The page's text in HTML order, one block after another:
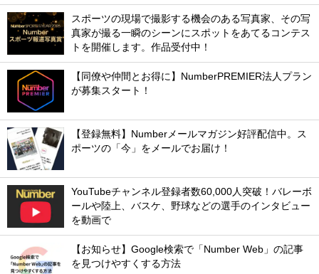
スポーツの現場で撮影する機会のある写真家、その写
真家が撮る一瞬のシーンにスポットをあてるコンテス
トを開催します。作品受付中！
【同僚や仲間とお得に】NumberPREMIER法人プラン
が募集スタート！
【登録無料】Numberメールマガジン好評配信中。ス
ポーツの「今」をメールでお届け！
YouTubeチャンネル登録者数60,000人突破！バレーボ
ールや陸上、バスケ、野球などの選手のインタビュー
を動画で
【お知らせ】Google検索で「Number Web」の記事
を見つけやすくする方法